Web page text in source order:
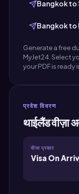
Bangkok to
Bangkok to
Generate a free
MyJet24. Select
your PDF is ready
प्रवेश विवरण
थाईलैंड वीज़ा
वीजा प्रकार
Visa On